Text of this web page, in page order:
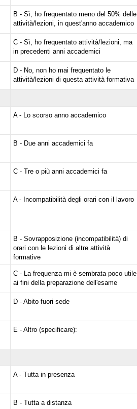
B - Sì, ho frequentato meno del 50% delle
attività/lezioni, in quest'anno accademico
C - Sì, ho frequentato attività/lezioni, ma
in precedenti anni accademici
D - No, non ho mai frequentato le
attività/lezioni di questa attività formativa
A - Lo scorso anno accademico
B - Due anni accademici fa
C - Tre o più anni accademici fa
A - Incompatibilità degli orari con il lavoro
B - Sovrapposizione (incompatibilità) di
orari con le lezioni di altre attività
formative
C - La frequenza mi è sembrata poco utile
ai fini della preparazione dell'esame
D - Abito fuori sede
E - Altro (specificare):
A - Tutta in presenza
B - Tutta a distanza